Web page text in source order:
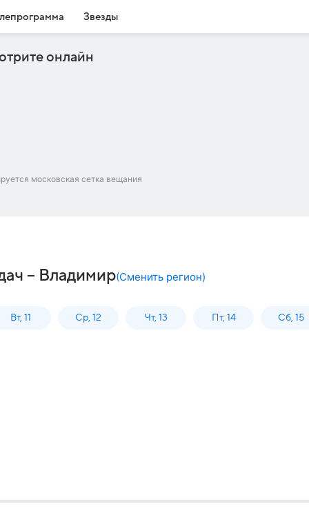
Звезды
онлайн
московская сетка вещания
– Владимир(Сменить регион)
Вт, 11 Ср, 12 Чт, 13 Пт, 14 Сб, 15